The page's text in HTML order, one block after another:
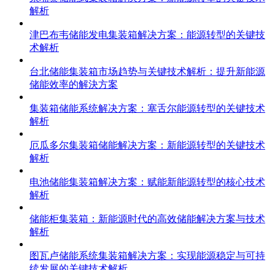
解析
津巴布韦储能发电集装箱解决方案：能源转型的关键技
术解析
台北储能集装箱市场趋势与关键技术解析：提升新能源
储能效率的解決方案
集装箱储能系统解决方案：塞舌尔能源转型的关键技术
解析
厄瓜多尔集装箱储能解决方案：新能源转型的关键技术
解析
电池储能集装箱解决方案：赋能新能源转型的核心技术
解析
储能柜集装箱：新能源时代的高效储能解决方案与技术
解析
图瓦卢储能系统集装箱解决方案：实现能源稳定与可持